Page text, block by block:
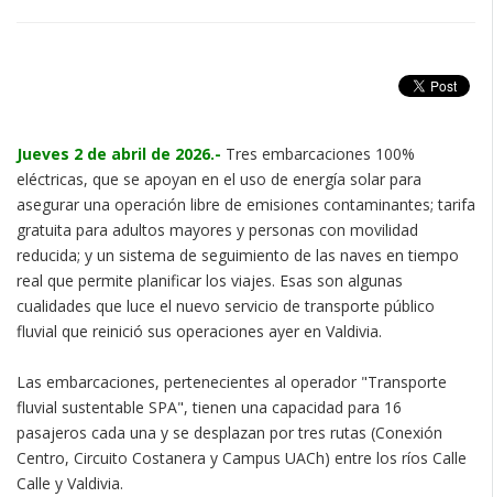
Jueves 2 de abril de 2026.- Tres embarcaciones 100%
eléctricas, que se apoyan en el uso de energía solar para
asegurar una operación libre de emisiones contaminantes; tarifa
gratuita para adultos mayores y personas con movilidad
reducida; y un sistema de seguimiento de las naves en tiempo
real que permite planificar los viajes. Esas son algunas
cualidades que luce el nuevo servicio de transporte público
fluvial que reinició sus operaciones ayer en Valdivia.
Las embarcaciones, pertenecientes al operador "Transporte
fluvial sustentable SPA", tienen una capacidad para 16
pasajeros cada una y se desplazan por tres rutas (Conexión
Centro, Circuito Costanera y Campus UACh) entre los ríos Calle
Calle y Valdivia.